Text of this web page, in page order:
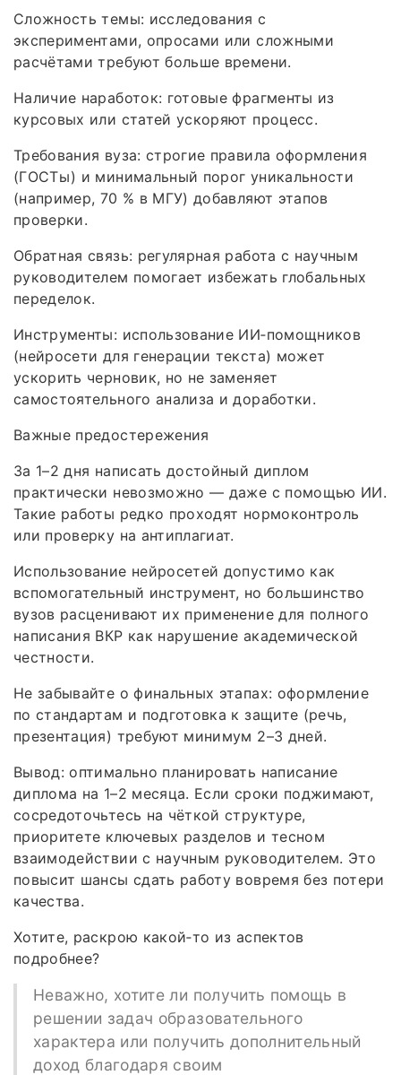
Сложность темы: исследования с
экспериментами, опросами или сложными
расчётами требуют больше времени.
Наличие наработок: готовые фрагменты из
курсовых или статей ускоряют процесс.
Требования вуза: строгие правила оформления
(ГОСТы) и минимальный порог уникальности
(например, 70 % в МГУ) добавляют этапов
проверки.
Обратная связь: регулярная работа с научным
руководителем помогает избежать глобальных
переделок.
Инструменты: использование ИИ‑помощников
(нейросети для генерации текста) может
ускорить черновик, но не заменяет
самостоятельного анализа и доработки.
Важные предостережения
За 1–2 дня написать достойный диплом
практически невозможно — даже с помощью ИИ.
Такие работы редко проходят нормоконтроль
или проверку на антиплагиат.
Использование нейросетей допустимо как
вспомогательный инструмент, но большинство
вузов расценивают их применение для полного
написания ВКР как нарушение академической
честности.
Не забывайте о финальных этапах: оформление
по стандартам и подготовка к защите (речь,
презентация) требуют минимум 2–3 дней.
Вывод: оптимально планировать написание
диплома на 1–2 месяца. Если сроки поджимают,
сосредоточьтесь на чёткой структуре,
приоритете ключевых разделов и тесном
взаимодействии с научным руководителем. Это
повысит шансы сдать работу вовремя без потери
качества.
Хотите, раскрою какой‑то из аспектов
подробнее?
Неважно, хотите ли получить помощь в
решении задач образовательного
характера или получить дополнительный
доход благодаря своим